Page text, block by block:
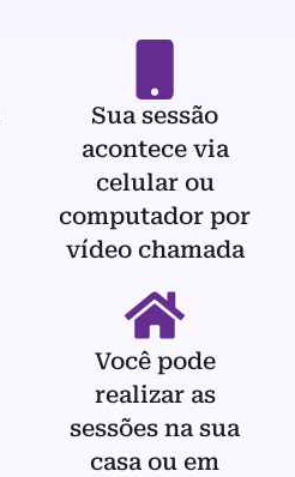
Sua sessão
acontece via
celular ou
computador por
vídeo chamada
Você pode
realizar as
sessões na sua
casa ou em